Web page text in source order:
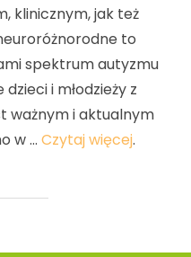
klinicznym, jak też
to
spektrum autyzmu
i młodzieży z
ważnym i aktualnym
w … Czytaj więcej.